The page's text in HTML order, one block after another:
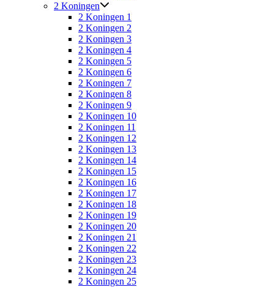
2 Koningen
2 Koningen 1
2 Koningen 2
2 Koningen 3
2 Koningen 4
2 Koningen 5
2 Koningen 6
2 Koningen 7
2 Koningen 8
2 Koningen 9
2 Koningen 10
2 Koningen 11
2 Koningen 12
2 Koningen 13
2 Koningen 14
2 Koningen 15
2 Koningen 16
2 Koningen 17
2 Koningen 18
2 Koningen 19
2 Koningen 20
2 Koningen 21
2 Koningen 22
2 Koningen 23
2 Koningen 24
2 Koningen 25